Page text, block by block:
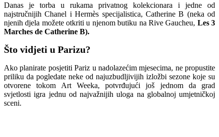
Danas je torba u rukama privatnog kolekcionara i jedne od
najstručnijih Chanel i Hermès specijalistica, Catherine B (neka od
njenih djela možete otkriti u njenom butiku na Rive Gaucheu, Les 3
Marches de Catherine B).
Što vidjeti u Parizu?
Ako planirate posjetiti Pariz u nadolazećim mjesecima, ne propustite
priliku da pogledate neke od najuzbudljivijih izložbi sezone koje su
otvorene tokom Art Weeka, potvrđujući još jednom da grad
svjetlosti igra jednu od najvažnijih uloga na globalnoj umjetničkoj
sceni.